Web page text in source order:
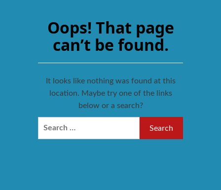
Oops! That page
can’t be found.
It looks like nothing was found at this
location. Maybe try one of the links
below or a search?